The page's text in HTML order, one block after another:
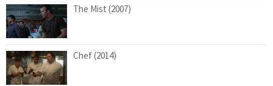
The Mist (2007)
Chef (2014)